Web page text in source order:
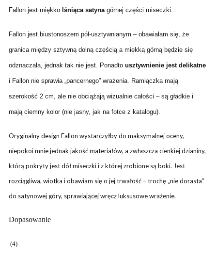
Fallon jest miękko lśniąca satynagórnej części miseczki.
Fallon jest biustonoszem pół-usztywnianym – obawiałam się, że
granica między sztywną dolną częścią a miękką górną będzie się
odznaczała, jednak tak nie jest. Ponadto usztywnienie jest delikatne
i Fallon nie sprawia „pancernego” wrażenia. Ramiączka mają
szerokość 2 cm, ale nie obciążają wizualnie całości – są gładkie i
mają ciemny kolor (nie jasny, jak na fotce z katalogu).
Oryginalny design Fallon wystarczyłby do maksymalnej oceny,
niepokoi mnie jednak jakość materiałów, a zwłaszcza cienkiej dzianiny,
którą pokryty jest dół miseczki i z której zrobione są boki. Jest
rozciągliwa, wiotka i obawiam się o jej trwałość – trochę „nie dorasta”
do satynowej góry, sprawiającej wręcz luksusowe wrażenie.
Dopasowanie
(4)